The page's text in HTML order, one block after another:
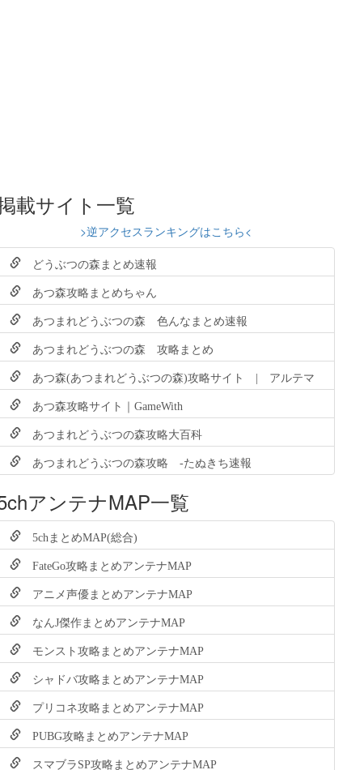
載サイト一覧
>逆アクセスランキングはこちら<
どうぶつの森まとめ速報
あつ森攻略まとめちゃん
あつまれどうぶつの森 色んなまとめ速報
あつまれどうぶつの森 攻略まとめ
あつ森(あつまれどうぶつの森)攻略サイト | アルテマ
あつ森攻略サイト｜GameWith
あつまれどうぶつの森攻略大百科
あつまれどうぶつの森攻略 -たぬきち速報
アンテナMAP一覧
5chまとめMAP(総合)
FateGo攻略まとめアンテナMAP
アニメ声優まとめアンテナMAP
なんJ傑作まとめアンテナMAP
モンスト攻略まとめアンテナMAP
シャドバ攻略まとめアンテナMAP
プリコネ攻略まとめアンテナMAP
PUBG攻略まとめアンテナMAP
スマブラSP攻略まとめアンテナMAP